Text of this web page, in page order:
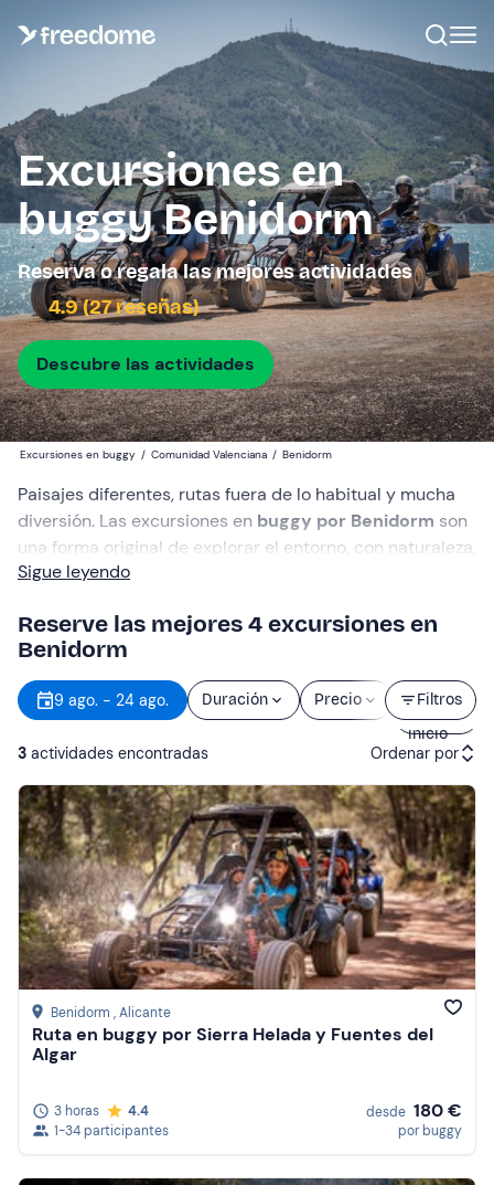
Excursiones en
buggy Benidorm
Reserva o regala las mejores actividades
4.9 (27 reseñas)
Descubre las actividades
Excursiones en buggy / Comunidad Valenciana / Benidorm
Paisajes diferentes, rutas fuera de lo habitual y mucha
diversión. Las excursiones en buggy por Benidorm son
una forma original de explorar el entorno, con naturaleza,
aventura y total libertad de movimiento. Casco
Sigue leyendo
Reserve las mejores 4 excursiones en
Benidorm
Filtros
9 ago. - 24 ago. Duración Precio
Hora
inicio
3 actividades encontradas Ordenar por
Actividades recomendadas
Precio (de menor a mayor)
Precio (de mayor a menor)
Reseñas
Benidorm , Alicante
Ruta en buggy por Sierra Helada y Fuentes del
Algar
3 horas
4.4
1-34 participantes
desde 180 €
por buggy